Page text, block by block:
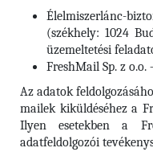
Élelmiszerlánc-
(székhely: 1024
üzemeltetési
FreshMail Sp. z o.o.
Az adatok
mailek kiküldéséhez a
Ilyen esetekben a
adatfeldolgozói